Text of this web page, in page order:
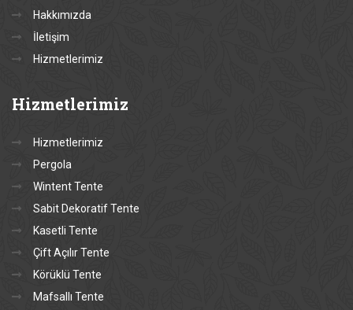
Hakkımızda
İletişim
Hizmetlerimiz
Hizmetlerimiz
Hizmetlerimiz
Pergola
Wintent Tente
Sabit Dekoratif Tente
Kasetli Tente
Çift Açılır Tente
Körüklü Tente
Mafsallı Tente